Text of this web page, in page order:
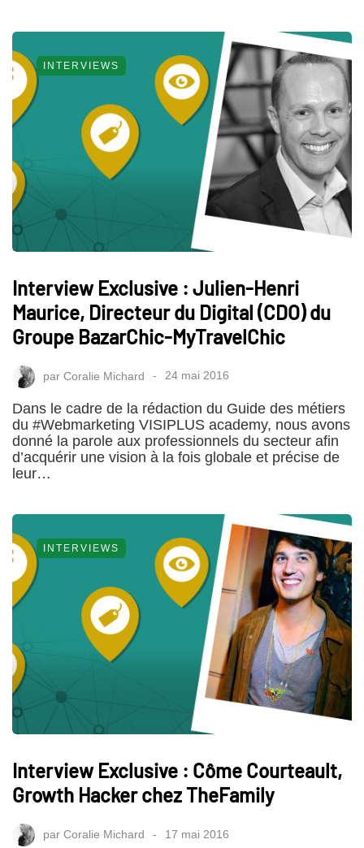
INTERVIEWS
Interview Exclusive : Julien-Henri
Maurice, Directeur du Digital (CDO) du
Groupe BazarChic-MyTravelChic
par Coralie Michard 24 mai 2016
Dans le cadre de la rédaction du Guide des métiers
du #Webmarketing VISIPLUS academy, nous avons
donné la parole aux professionnels du secteur afin
d’acquérir une vision à la fois globale et précise de
leur…
INTERVIEWS
Interview Exclusive : Côme Courteault,
Growth Hacker chez TheFamily
par Coralie Michard 17 mai 2016